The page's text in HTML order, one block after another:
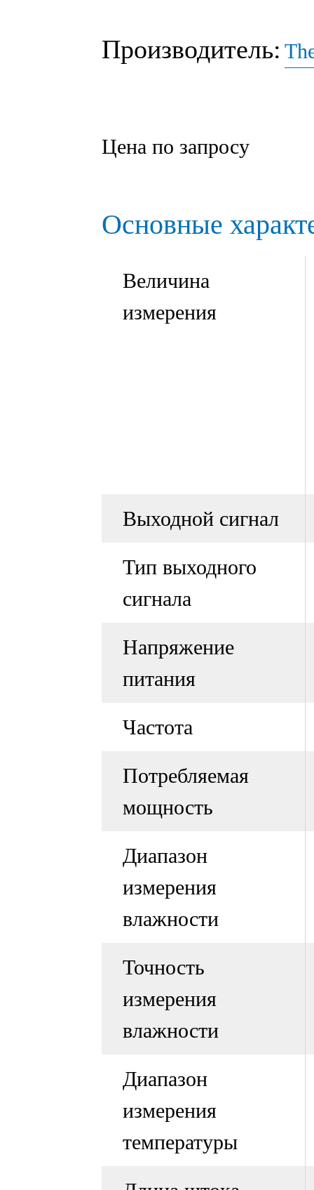
Производитель:
Цена по запросу
Основные
Величина
измерения
Выходной сигнал
Тип выходного
сигнала
Напряжение
питания
Частота
Потребляемая
мощность
Диапазон
измерения
влажности
Точность
измерения
влажности
Диапазон
измерения
температуры